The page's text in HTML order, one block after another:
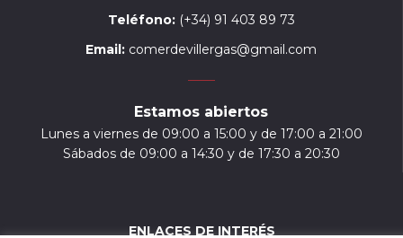
Teléfono: (+34) 91 403 89 73
Email: comerdevillergas@gmail.com
Estamos abiertos
Lunes a viernes de 09:00 a 15:00 y de 17:00 a 21:00
Sábados de 09:00 a 14:30 y de 17:30 a 20:30
ENLACES DE INTERÉS